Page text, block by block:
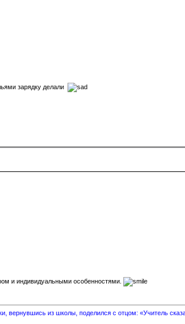
зарядку делали
и индивидуальными особенностями.
вернувшись из школы, поделился с отцом: «Учитель